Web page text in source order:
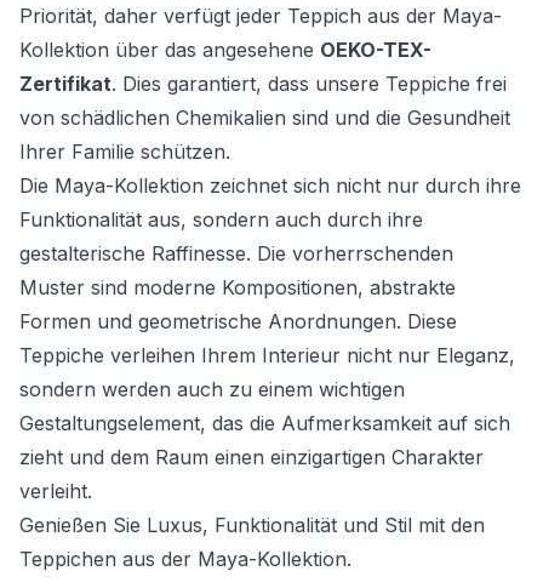
Priorität, daher verfügt jeder Teppich aus der Maya-
Kollektion über das angesehene OEKO-TEX-
Zertifikat. Dies garantiert, dass unsere Teppiche frei
von schädlichen Chemikalien sind und die Gesundheit
Ihrer Familie schützen.
Die Maya-Kollektion zeichnet sich nicht nur durch ihre
Funktionalität aus, sondern auch durch ihre
gestalterische Raffinesse. Die vorherrschenden
Muster sind moderne Kompositionen, abstrakte
Formen und geometrische Anordnungen. Diese
Teppiche verleihen Ihrem Interieur nicht nur Eleganz,
sondern werden auch zu einem wichtigen
Gestaltungselement, das die Aufmerksamkeit auf sich
zieht und dem Raum einen einzigartigen Charakter
verleiht.
Genießen Sie Luxus, Funktionalität und Stil mit den
Teppichen aus der Maya-Kollektion.